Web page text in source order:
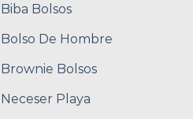
Biba Bolsos
Bolso De Hombre
Brownie Bolsos
Neceser Playa